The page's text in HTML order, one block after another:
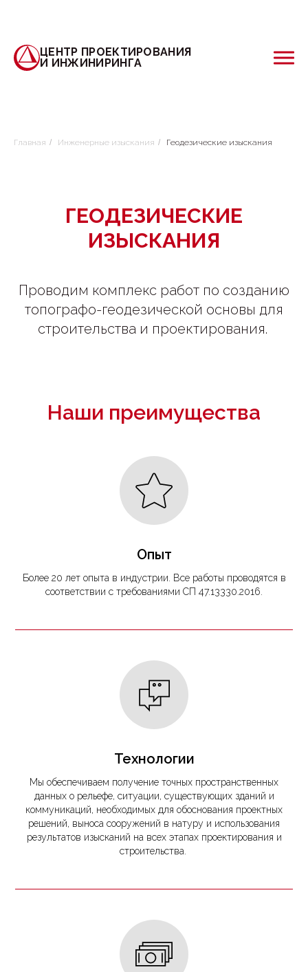
ЦЕНТР ПРОЕКТИРОВАНИЯ
И ИНЖИНИРИНГА
Главная / Инженерные изыскания / Геодезические изыскания
ГЕОДЕЗИЧЕСКИЕ
ИЗЫСКАНИЯ
Проводим комплекс работ по созданию
топографо-геодезической основы для
строительства и проектирования.
Наши преимущества
Опыт
Более 20 лет опыта в индустрии. Все работы проводятся в
соответствии с требованиями СП 47.13330.2016.
Технологии
Мы обеспечиваем получение точных пространственных
данных о рельефе, ситуации, существующих зданий и
коммуникаций, необходимых для обоснования проектных
решений, выноса сооружений в натуру и использования
результатов изысканий на всех этапах проектирования и
строительства.